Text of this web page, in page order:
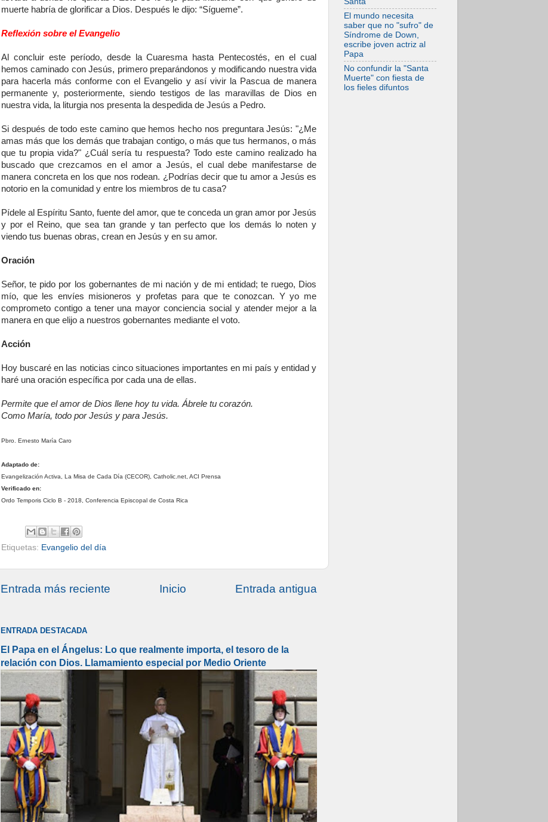
muerte habría de glorificar a Dios. Después le dijo: “Sígueme”.
Reflexión sobre el Evangelio
Al concluir este período, desde la Cuaresma hasta Pentecostés, en el cual
hemos caminado con Jesús, primero preparándonos y modificando nuestra vida
para hacerla más conforme con el Evangelio y así vivir la Pascua de manera
permanente y, posteriormente, siendo testigos de las maravillas de Dios en
nuestra vida, la liturgia nos presenta la despedida de Jesús a Pedro.
Si después de todo este camino que hemos hecho nos preguntara Jesús: "¿Me
amas más que los demás que trabajan contigo, o más que tus hermanos, o más
que tu propia vida?" ¿Cuál sería tu respuesta? Todo este camino realizado ha
buscado que crezcamos en el amor a Jesús, el cual debe manifestarse de
manera concreta en los que nos rodean. ¿Podrías decir que tu amor a Jesús es
notorio en la comunidad y entre los miembros de tu casa?
Pídele al Espíritu Santo, fuente del amor, que te conceda un gran amor por Jesús
y por el Reino, que sea tan grande y tan perfecto que los demás lo noten y
viendo tus buenas obras, crean en Jesús y en su amor.
Oración
Señor, te pido por los gobernantes de mi nación y de mi entidad; te ruego, Dios
mío, que les envíes misioneros y profetas para que te conozcan. Y yo me
comprometo contigo a tener una mayor conciencia social y atender mejor a la
manera en que elijo a nuestros gobernantes mediante el voto.
Acción
Hoy buscaré en las noticias cinco situaciones importantes en mi país y entidad y
haré una oración específica por cada una de ellas.
Permite que el amor de Dios llene hoy tu vida. Ábrele tu corazón.
Como María, todo por Jesús y para Jesús.
Pbro. Ernesto María Caro
Adaptado de:
Evangelización Activa, La Misa de Cada Día (CECOR), Catholic.net, ACI Prensa
Verificado en:
Ordo Temporis Ciclo B - 2018, Conferencia Episcopal de Costa Rica
Etiquetas: Evangelio del día
Entrada más reciente Entrada antigua
Inicio
ENTRADA DESTACADA
El Papa en el Ángelus: Lo que realmente importa, el tesoro de la
relación con Dios. Llamamiento especial por Medio Oriente
El mundo necesita
saber que no "sufro" de
Síndrome de Down,
escribe joven actriz al
Papa
No confundir la "Santa
Muerte" con fiesta de
los fieles difuntos